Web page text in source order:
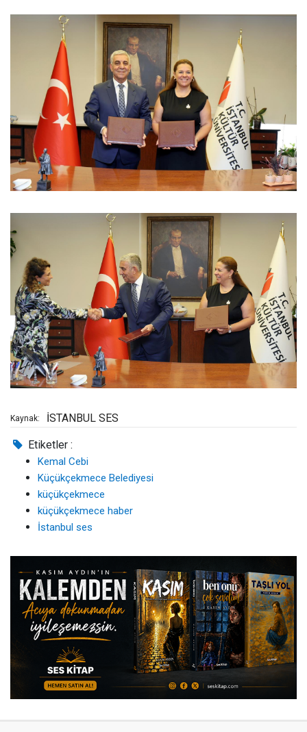
Kaynak: İSTANBUL SES
Etiketler :
Kemal Cebi
Küçükçekmece Belediyesi
küçükçekmece
küçükçekmece haber
İstanbul ses